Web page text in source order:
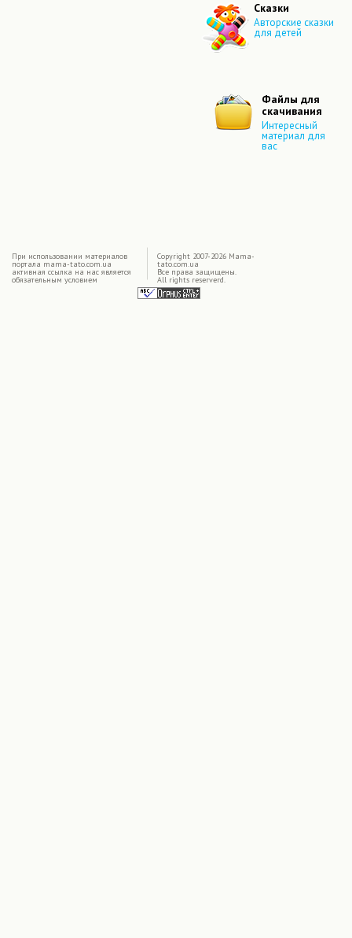
Сказки
Авторские сказки
для детей
Файлы для
скачивания
Интересный
материал для
вас
При использовании материалов
портала mama-tato.com.ua
активная ссылка на нас является
обязательным условием
Copyright 2007-2026 Mama-
tato.com.ua
Все права защищены.
All rights reserverd.